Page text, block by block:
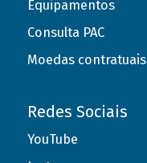
Equipamentos
Consulta PAC
Moedas contratuais
Redes Sociais
YouTube